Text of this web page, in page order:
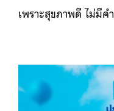
เพราะสุขภาพดี ไม่มีค